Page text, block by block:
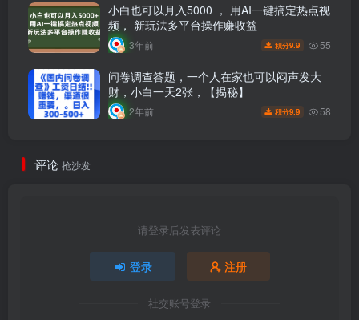
小白也可以月入5000 ， 用AI一键搞定热点视
频， 新玩法多平台操作赚收益
3年前 积分9.9 55
问卷调查答题，一个人在家也可以闷声发大
财，小白一天2张，【揭秘】
2年前 积分9.9 58
评论 抢沙发
请登录后发表评论
登录 注册
社交账号登录